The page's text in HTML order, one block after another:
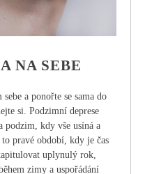
NA SEBE
a ponořte se sama do
si. Podzimní deprese
podzim, kdy vše usíná a
pravé období, kdy je čas
uplynulý rok,
zimy a uspořádání